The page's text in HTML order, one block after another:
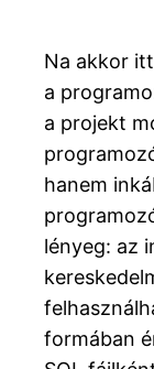
Na akkor
a
a projekt
hanem
lényeg: az
formában